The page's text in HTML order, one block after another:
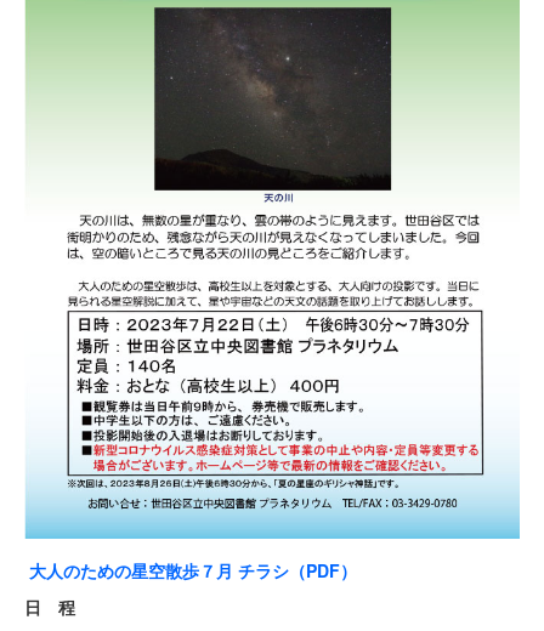
大人のための星空散歩７月 チラシ（PDF）
日 程